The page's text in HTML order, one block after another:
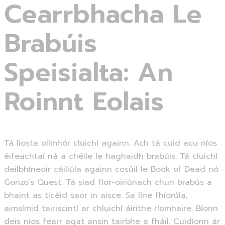
Cearrbhacha Le
Brabúis
Speisialta: An
Roinnt Eolais
Tá liosta ollmhór cluichí againn. Ach tá cuid acu níos
éifeachtaí ná a chéile le haghaidh brabúis. Tá cluichí
deilbhíneoir cáiliúla againn cosúil le Book of Dead nó
Gonzo’s Quest. Tá siad fíor-oiriúnach chun brabús a
bhaint as ticéid saor in aisce. Sa líne fhíorúla,
aimsímid tairiscintí ar chluichí áirithe ríomhaire. Bíonn
deis níos fearr agat ansin tairbhe a fháil. Cuidíonn ár